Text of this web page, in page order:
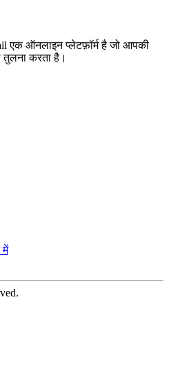
एक ऑनलाइन प्लेटफ़ॉर्म है जो आपकी
तुलना करता है।
में